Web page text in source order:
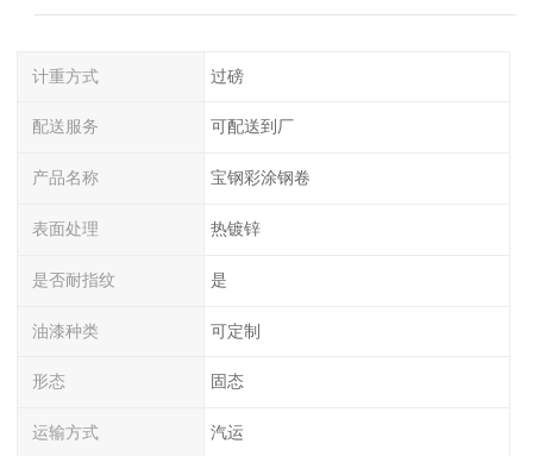
计重方式 过磅
配送服务 可配送到厂
产品名称 宝钢彩涂钢卷
表面处理 热镀锌
是否耐指纹 是
油漆种类 可定制
形态 固态
运输方式 汽运